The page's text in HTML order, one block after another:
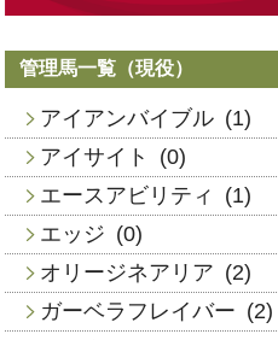
管理馬一覧（現役）
アイアンバイブル (1)
アイサイト
(0)
エースアビリティ
(1)
エッジ (0)
オリージネアリア (2)
ガーベラフレイバー (2)